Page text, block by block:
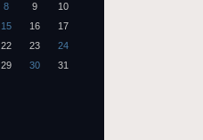
8 9
10
15 16
17
22 23
24
29 30
31